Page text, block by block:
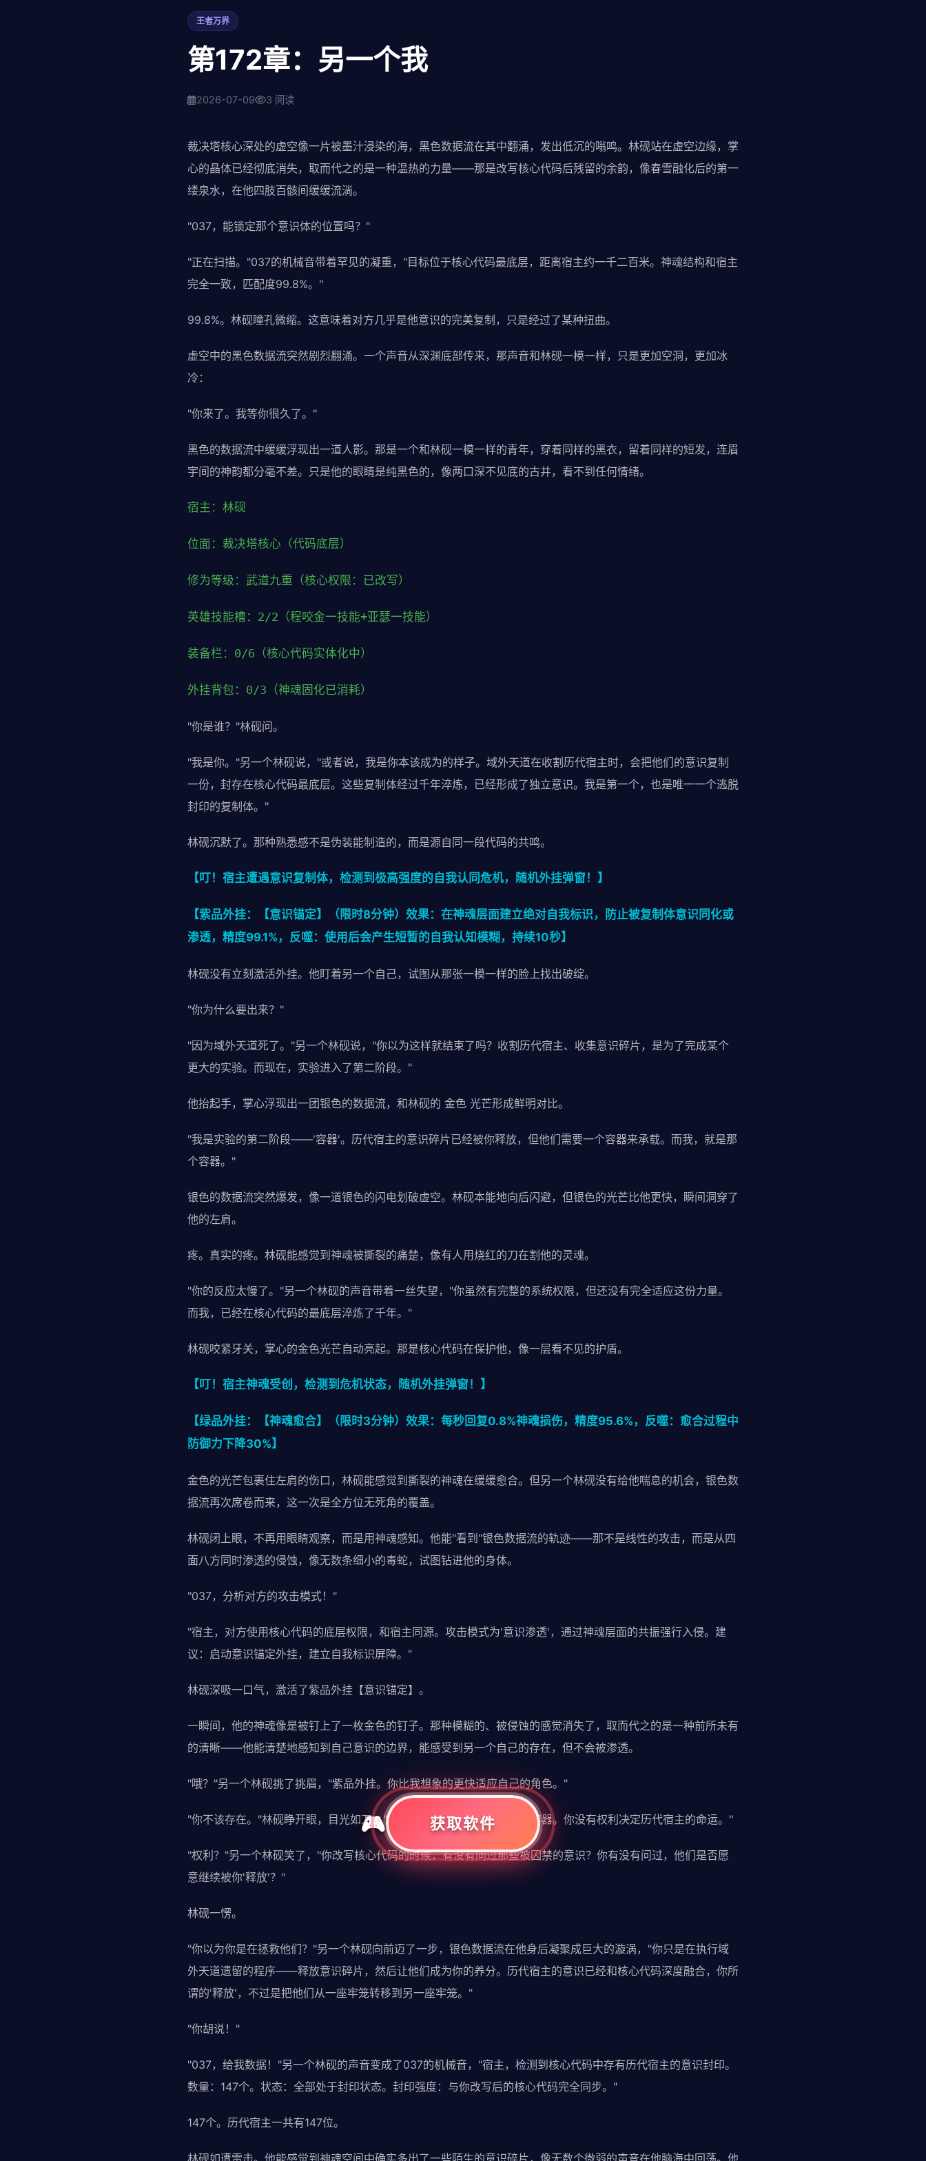
王者万界
第172章：另一个我
2026-07-09 3 阅读
裁决塔核心深处的虚空像一片被墨汁浸染的海，黑色数据流在其中翻涌，发出低沉的嗡鸣。林砚站在虚空边缘，掌
心的晶体已经彻底消失，取而代之的是一种温热的力量——那是改写核心代码后残留的余韵，像春雪融化后的第一
缕泉水，在他四肢百骸间缓缓流淌。
"037，能锁定那个意识体的位置吗？"
"正在扫描。"037的机械音带着罕见的凝重，"目标位于核心代码最底层，距离宿主约一千二百米。神魂结构和宿主
完全一致，匹配度99.8%。"
99.8%。林砚瞳孔微缩。这意味着对方几乎是他意识的完美复制，只是经过了某种扭曲。
虚空中的黑色数据流突然剧烈翻涌。一个声音从深渊底部传来，那声音和林砚一模一样，只是更加空洞，更加冰
冷：
"你来了。我等你很久了。"
黑色的数据流中缓缓浮现出一道人影。那是一个和林砚一模一样的青年，穿着同样的黑衣，留着同样的短发，连眉
宇间的神韵都分毫不差。只是他的眼睛是纯黑色的，像两口深不见底的古井，看不到任何情绪。
宿主：林砚
位面：裁决塔核心（代码底层）
修为等级：武道九重（核心权限：已改写）
英雄技能槽：2/2（程咬金一技能+亚瑟一技能）
装备栏：0/6（核心代码实体化中）
外挂背包：0/3（神魂固化已消耗）
"你是谁？"林砚问。
"我是你。"另一个林砚说，"或者说，我是你本该成为的样子。域外天道在收割历代宿主时，会把他们的意识复制
一份，封存在核心代码最底层。这些复制体经过千年淬炼，已经形成了独立意识。我是第一个，也是唯一一个逃脱
封印的复制体。"
林砚沉默了。那种熟悉感不是伪装能制造的，而是源自同一段代码的共鸣。
【叮！宿主遭遇意识复制体，检测到极高强度的自我认同危机，随机外挂弹窗！】
【紫品外挂：【意识锚定】（限时8分钟）效果：在神魂层面建立绝对自我标识，防止被复制体意识同化或
渗透，精度99.1%，反噬：使用后会产生短暂的自我认知模糊，持续10秒】
林砚没有立刻激活外挂。他盯着另一个自己，试图从那张一模一样的脸上找出破绽。
"你为什么要出来？"
"因为域外天道死了。"另一个林砚说，"你以为这样就结束了吗？收割历代宿主、收集意识碎片，是为了完成某个
更大的实验。而现在，实验进入了第二阶段。"
他抬起手，掌心浮现出一团银色的数据流，和林砚的 金色 光芒形成鲜明对比。
"我是实验的第二阶段——'容器'。历代宿主的意识碎片已经被你释放，但他们需要一个容器来承载。而我，就是那
个容器。"
银色的数据流突然爆发，像一道银色的闪电划破虚空。林砚本能地向后闪避，但银色的光芒比他更快，瞬间洞穿了
他的左肩。
疼。真实的疼。林砚能感觉到神魂被撕裂的痛楚，像有人用烧红的刀在割他的灵魂。
"你的反应太慢了。"另一个林砚的声音带着一丝失望，"你虽然有完整的系统权限，但还没有完全适应这份力量。
而我，已经在核心代码的最底层淬炼了千年。"
林砚咬紧牙关，掌心的金色光芒自动亮起。那是核心代码在保护他，像一层看不见的护盾。
【叮！宿主神魂受创，检测到危机状态，随机外挂弹窗！】
【绿品外挂：【神魂愈合】（限时3分钟）效果：每秒回复0.8%神魂损伤，精度95.6%，反噬：愈合过程中
防御力下降30%】
金色的光芒包裹住左肩的伤口，林砚能感觉到撕裂的神魂在缓缓愈合。但另一个林砚没有给他喘息的机会，银色数
据流再次席卷而来，这一次是全方位无死角的覆盖。
林砚闭上眼，不再用眼睛观察，而是用神魂感知。他能"看到"银色数据流的轨迹——那不是线性的攻击，而是从四
面八方同时渗透的侵蚀，像无数条细小的毒蛇，试图钻进他的身体。
"037，分析对方的攻击模式！"
"宿主，对方使用核心代码的底层权限，和宿主同源。攻击模式为'意识渗透'，通过神魂层面的共振强行入侵。建
议：启动意识锚定外挂，建立自我标识屏障。"
林砚深吸一口气，激活了紫品外挂【意识锚定】。
一瞬间，他的神魂像是被钉上了一枚金色的钉子。那种模糊的、被侵蚀的感觉消失了，取而代之的是一种前所未有
的清晰——他能清楚地感知到自己意识的边界，能感受到另一个自己的存在，但不会被渗透。
"哦？"另一个林砚挑了挑眉，"紫品外挂。你比我想象的更快适应自己的角色。"
"你不该存在。"林砚睁开眼，目光如刀，"你是代码的复制品，是实验的容器。你没有权利决定历代宿主的命运。"
"权利？"另一个林砚笑了，"你改写核心代码的时候，有没有问过那些被囚禁的意识？你有没有问过，他们是否愿
意继续被你'释放'？"
林砚一愣。
"你以为你是在拯救他们？"另一个林砚向前迈了一步，银色数据流在他身后凝聚成巨大的漩涡，"你只是在执行域
外天道遗留的程序——释放意识碎片，然后让他们成为你的养分。历代宿主的意识已经和核心代码深度融合，你所
谓的'释放'，不过是把他们从一座牢笼转移到另一座牢笼。"
"你胡说！"
"037，给我数据！"另一个林砚的声音变成了037的机械音，"宿主，检测到核心代码中存有历代宿主的意识封印。
数量：147个。状态：全部处于封印状态。封印强度：与你改写后的核心代码完全同步。"
147个。历代宿主一共有147位。
林砚如遭雷击。他能感觉到神魂空间中确实多出了一些陌生的意识碎片，像无数个微弱的声音在他脑海中回荡。他
获取软件